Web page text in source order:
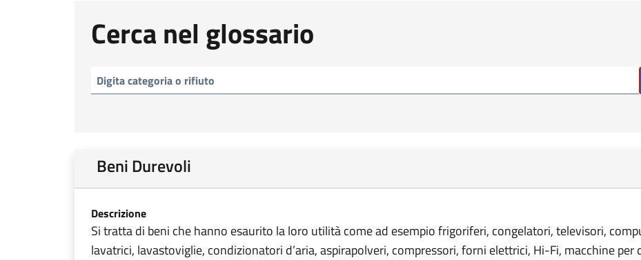
Cerca nel glossario
Beni Durevoli
Descrizione
Si tratta di beni che hanno esaurito la loro utilità come ad esempio frigoriferi, congelatori, televisori,
lavatrici, lavastoviglie, condizionatori d’aria, aspirapolveri, compressori, forni elettrici, Hi-Fi, macchine per